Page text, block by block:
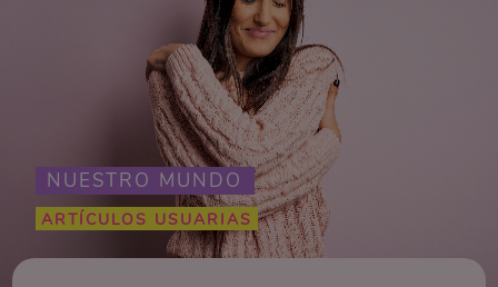
NUESTRO MUNDO
ARTÍCULOS USUARIAS